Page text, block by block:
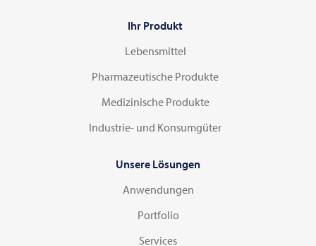
Ihr Produkt
Lebensmittel
Pharmazeutische Produkte
Medizinische Produkte
Industrie- und Konsumgüter
Unsere Lösungen
Anwendungen
Portfolio
Services